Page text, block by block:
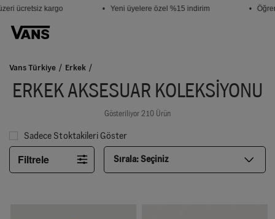
ücretsiz kargo • Yeni üyelere özel %15 indirim •
Vans Türkiye Erkek
ERKEK AKSESUAR KOLEKSIYONU
Gösteriliyor 210 Ürün
Sadece Stoktakileri Göster
Filtrele Sırala:Seçiniz